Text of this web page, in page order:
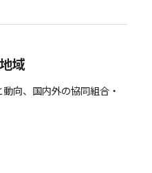
域
向、国内外の協同組合・